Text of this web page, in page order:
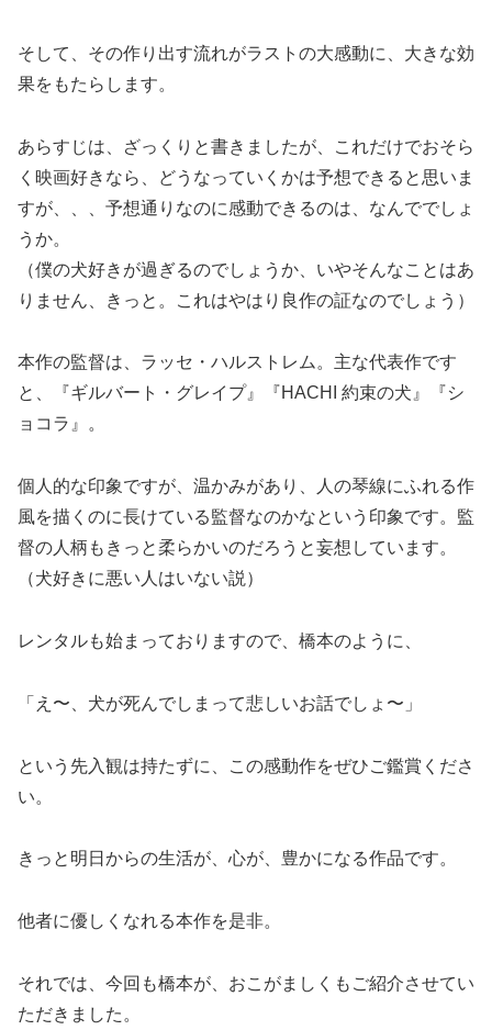
そして、その作り出す流れがラストの大感動に、大きな効
果をもたらします。
あらすじは、ざっくりと書きましたが、これだけでおそら
く映画好きなら、どうなっていくかは予想できると思いま
すが、、、予想通りなのに感動できるのは、なんででしょ
うか。
（僕の犬好きが過ぎるのでしょうか、いやそんなことはあ
りません、きっと。これはやはり良作の証なのでしょう）
本作の監督は、ラッセ・ハルストレム。主な代表作です
と、『ギルバート・グレイプ』『HACHI 約束の犬』『シ
ョコラ』。
個人的な印象ですが、温かみがあり、人の琴線にふれる作
風を描くのに長けている監督なのかなという印象です。監
督の人柄もきっと柔らかいのだろうと妄想しています。
（犬好きに悪い人はいない説）
レンタルも始まっておりますので、橋本のように、
「え〜、犬が死んでしまって悲しいお話でしょ〜」
という先入観は持たずに、この感動作をぜひご鑑賞くださ
い。
きっと明日からの生活が、心が、豊かになる作品です。
他者に優しくなれる本作を是非。
それでは、今回も橋本が、おこがましくもご紹介させてい
ただきました。